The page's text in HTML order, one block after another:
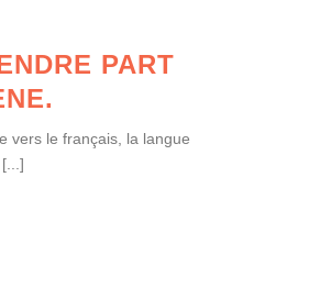
PART
vers le français, la langue